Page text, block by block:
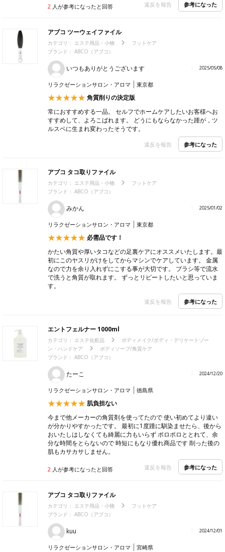
2 人が参考になったと回答 違反を報告 参考になった
アブコ ツーウェイファイル
カテゴリ： エステ用品・小物
フットケア
ブランド： ABCO（アブコ）
いつもありがとうございます 2025/05/08
リラクゼーションサロン・アロマ 東京都
角質削りの決定版
常におすすめする一品。 セルフでホームケアしたいお客様へお
すすめして、よろこばれます。 どうにもならなかった踵が，ツ
ルスベに生まれ変わったそうです。
違反を報告 参考になった
アブコ タコ取りファイル
カテゴリ： エステ用品・小物
フットケア
ブランド： ABCO（アブコ）
みかん 2025/01/02
リラクゼーションサロン・アロマ 東京都
必需品です！
かたい角質や厚いタコなどの足裏ケアにオススメいたします。最
初にこのヤスリがけをしてからマシンでケアしています。 金属
なので力を余り入れずにこする事が大切です。 ブラシ等で流水
で洗うと角質が取れます。 ずっとリピートしたいと思っていま
す。
違反を報告 参考になった
エントフェルナー 1000ml
カテゴリ： エステ化粧品
ボディメイク/ボディ・デリケートゾー
ン・ハンドケア
ボディソープ/角質ケア
ブランド： ABCO（アブコ）
たーこ 2024/12/20
リラクゼーションサロン・アロマ 徳島県
肌負担ない
今まで他メーカーの角質剤を使ってたので 使い初めてより違い
が分かりやすかったです。 最初に1度踵に馴染ませたら、後から
おいたしはしなくても綺麗に力もいらず ポロポロととれて、余
分な時間をとらないので 時短にもなり優れ商品です 削った後の
肌もカサカサしません。
2 人が参考になったと回答 違反を報告 参考になった
アブコ タコ取りファイル
カテゴリ： エステ用品・小物
フットケア
ブランド： ABCO（アブコ）
kuu 2024/12/01
リラクゼーションサロン・アロマ 宮崎県